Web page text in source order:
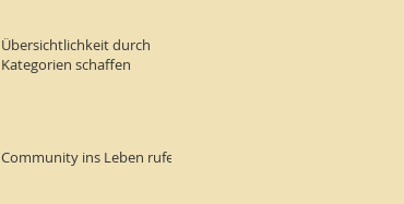
Übersichtlichkeit durch
Kategorien schaffen
Community ins Leben rufen